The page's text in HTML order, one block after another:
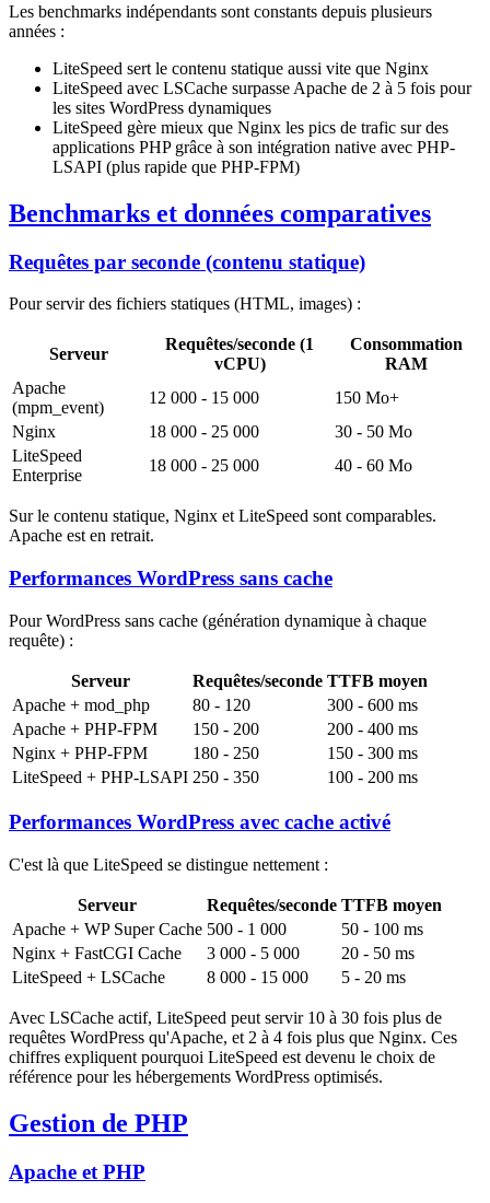
Les benchmarks indépendants sont constants depuis plusieurs
années :
LiteSpeed sert le contenu statique aussi vite que Nginx
LiteSpeed avec LSCache surpasse Apache de 2 à 5 fois pour
les sites WordPress dynamiques
LiteSpeed gère mieux que Nginx les pics de trafic sur des
applications PHP grâce à son intégration native avec PHP-
LSAPI (plus rapide que PHP-FPM)
Benchmarks et données comparatives
Requêtes par seconde (contenu statique)
Pour servir des fichiers statiques (HTML, images) :
Serveur
Requêtes/seconde (1
vCPU)
Consommation
RAM
Apache
(mpm_event)
12 000 - 15 000
150 Mo+
Nginx
18 000 - 25 000
30 - 50 Mo
LiteSpeed
Enterprise
18 000 - 25 000 40 - 60 Mo
Sur le contenu statique, Nginx et LiteSpeed sont comparables.
Apache est en retrait.
Performances WordPress sans cache
Pour WordPress sans cache (génération dynamique à chaque
requête) :
Serveur Requêtes/seconde TTFB moyen
Apache + mod_php
80 - 120
300 - 600 ms
Apache + PHP-FPM
150 - 200
200 - 400 ms
Nginx + PHP-FPM
180 - 250
150 - 300 ms
LiteSpeed + PHP-LSAPI 250 - 350 100 - 200 ms
Performances WordPress avec cache activé
C'est là que LiteSpeed se distingue nettement :
Serveur Requêtes/seconde TTFB moyen
Apache + WP Super Cache 500 - 1 000
50 - 100 ms
Nginx + FastCGI Cache
3 000 - 5 000
20 - 50 ms
LiteSpeed + LSCache
8 000 - 15 000 5 - 20 ms
Avec LSCache actif, LiteSpeed peut servir 10 à 30 fois plus de
requêtes WordPress qu'Apache, et 2 à 4 fois plus que Nginx. Ces
chiffres expliquent pourquoi LiteSpeed est devenu le choix de
référence pour les hébergements WordPress optimisés.
Gestion de PHP
Apache et PHP